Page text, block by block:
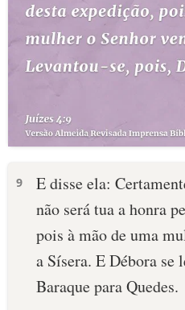
9
E disse ela:
não será tua a honra
pois à mão de uma
a Sísera. E Débora
Baraque para Quedes.